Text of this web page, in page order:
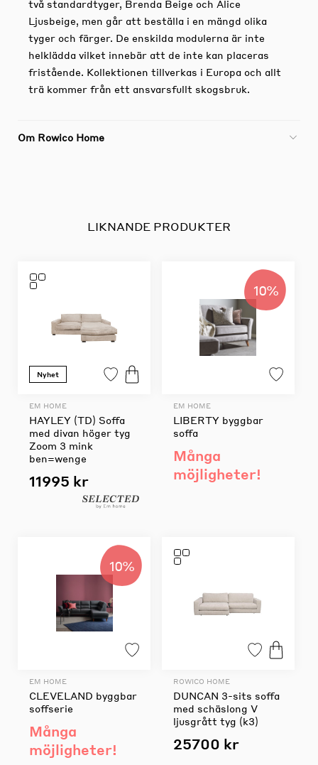
två standardtyger, Brenda Beige och Alice
Ljusbeige, men går att beställa i en mängd olika
tyger och färger. De enskilda modulerna är inte
helklädda vilket innebär att de inte kan placeras
fristående. Kollektionen tillverkas i Europa och allt
trä kommer från ett ansvarsfullt skogsbruk.
Om Rowico Home
LIKNANDE PRODUKTER
Nyhet
EM HOME
HAYLEY (TD) Soffa
med divan höger tyg
Zoom 3 mink
ben=wenge
11995 kr
10%
EM HOME
LIBERTY byggbar
soffa
Många
möjligheter!
10%
EM HOME
CLEVELAND byggbar
soffserie
Många
möjligheter!
ROWICO HOME
DUNCAN 3-sits soffa
med schäslong V
ljusgrått tyg (k3)
25700 kr